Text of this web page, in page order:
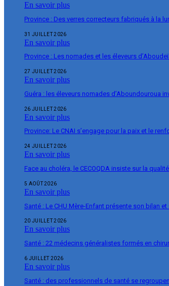
En savoir plus
Province : Des verres correcteurs fabriqués à la
31 JUILLET 2026
En savoir plus
Province : Les nomades et les éleveurs
27 JUILLET 2026
En savoir plus
Guéra : les éleveurs nomades d’Aboundouroua
26 JUILLET 2026
En savoir plus
Province: Le CNAI s’engage pour la paix et le
24 JUILLET 2026
En savoir plus
Face au choléra, le CECOQDA insiste sur la
5 AOÛT 2026
En savoir plus
Santé : Le CHU Mère-Enfant présente son bilan
20 JUILLET 2026
En savoir plus
Santé : 22 médecins généralistes formés en
6 JUILLET 2026
En savoir plus
Santé : des professionnels de santé se